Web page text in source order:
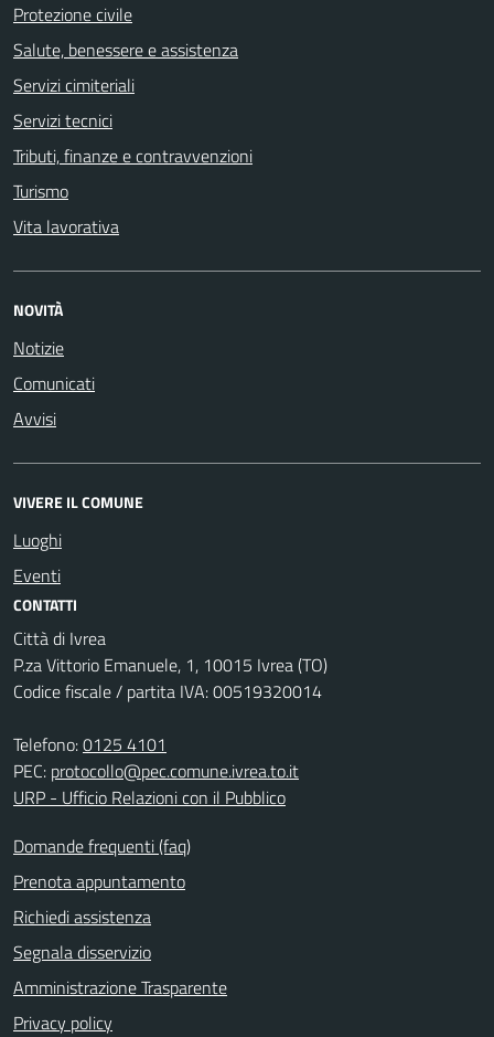
Protezione civile
Salute, benessere e assistenza
Servizi cimiteriali
Servizi tecnici
Tributi, finanze e contravvenzioni
Turismo
Vita lavorativa
NOVITÀ
Notizie
Comunicati
Avvisi
VIVERE IL COMUNE
Luoghi
Eventi
CONTATTI
Città di Ivrea
P.za Vittorio Emanuele, 1, 10015 Ivrea (TO)
Codice fiscale / partita IVA: 00519320014
Telefono:0125 4101
PEC: protocollo@pec.comune.ivrea.to.it
URP - Ufficio Relazioni con il Pubblico
Domande frequenti (faq)
Prenota appuntamento
Richiedi assistenza
Segnala disservizio
Amministrazione Trasparente
Privacy policy